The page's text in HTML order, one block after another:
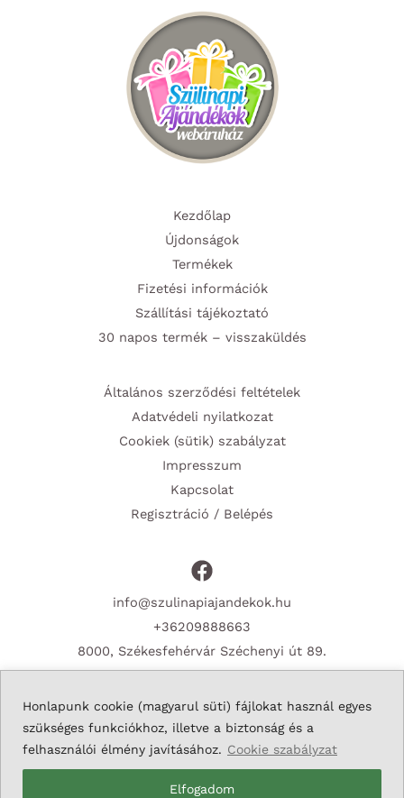
Honlapunk cookie (magyarul süti) fájlokat használ egyes
szükséges funkciókhoz, illetve a biztonság és a
felhasználói élmény javításához. Cookie szabályzat
Elfogadom
Kezdőlap
Újdonságok
Termékek
Fizetési információk
Szállítási tájékoztató
30 napos termék – visszaküldés
Általános szerződési feltételek
Adatvédeli nyilatkozat
Cookiek (sütik) szabályzat
Impresszum
Kapcsolat
Regisztráció / Belépés
info@szulinapiajandekok.hu
+36209888663
8000, Székesfehérvár Széchenyi út 89.
Copyright © 2026 Szulinapiajandekok.hu